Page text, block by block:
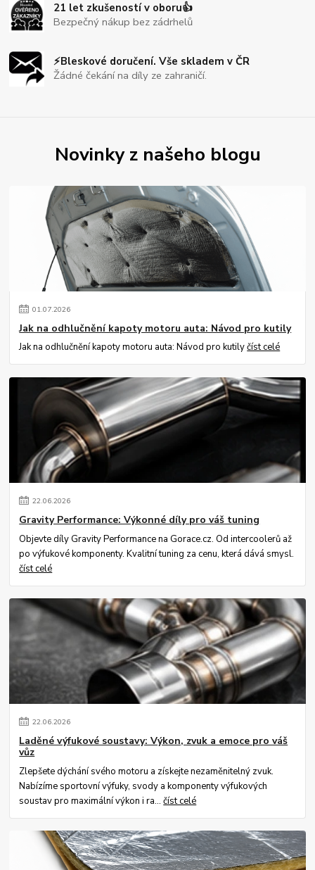
21 let zkušeností v oboru👍
Bezpečný nákup bez zádrhelů
⚡Bleskové doručení. Vše skladem v ČR
Žádné čekání na díly ze zahraničí.
Novinky z našeho blogu
01.07.2026
Jak na odhlučnění kapoty motoru auta: Návod pro kutily
Jak na odhlučnění kapoty motoru auta: Návod pro kutilyčíst celé
22.06.2026
Gravity Performance: Výkonné díly pro váš tuning
Objevte díly Gravity Performance na Gorace.cz. Od intercoolerů až
po výfukové komponenty. Kvalitní tuning za cenu, která dává smysl.
číst celé
22.06.2026
Laděné výfukové soustavy: Výkon, zvuk a emoce pro váš
vůz
Zlepšete dýchání svého motoru a získejte nezaměnitelný zvuk.
Nabízíme sportovní výfuky, svody a komponenty výfukových
soustav pro maximální výkon i ra...číst celé